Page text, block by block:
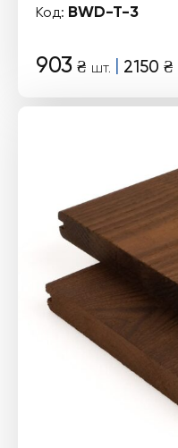
Код: BWD-T-3
903 ₴ шт. | 2150 ₴